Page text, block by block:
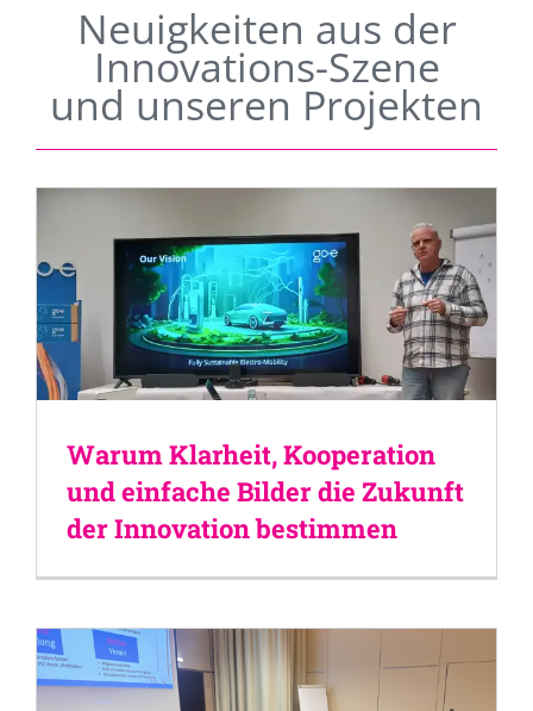
Neuigkeiten aus der
Innovations-Szene
und unseren Projekten
Warum Klarheit, Kooperation
und einfache Bilder die Zukunft
der Innovation bestimmen